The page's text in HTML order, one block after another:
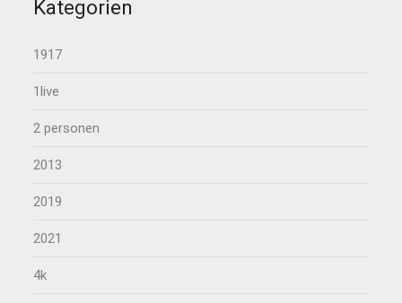
Kategorien
1917
1live
2 personen
2013
2019
2021
4k